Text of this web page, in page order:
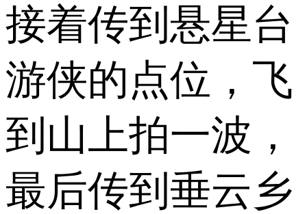
接着传到悬星台
游侠的点位，飞
到山上拍一波，
最后传到垂云乡